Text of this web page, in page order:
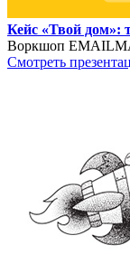
Кейс «Твой дом»:
Воркшоп
Смотреть